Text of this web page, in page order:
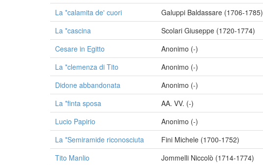
La *calamita de' cuori
Galuppi Baldassare (1706-1785)
La *cascina
Scolari Giuseppe (1720-1774)
Cesare in Egitto
Anonimo (-)
La *clemenza di Tito
Anonimo (-)
Didone abbandonata
Anonimo (-)
La *finta sposa
AA. VV. (-)
Lucio Papirio
Anonimo (-)
La *Semiramide riconosciuta
Fini Michele (1700-1752)
Tito Manlio
Jommelli Niccolò (1714-1774)